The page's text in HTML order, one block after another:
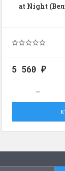
at Night
5 560₽